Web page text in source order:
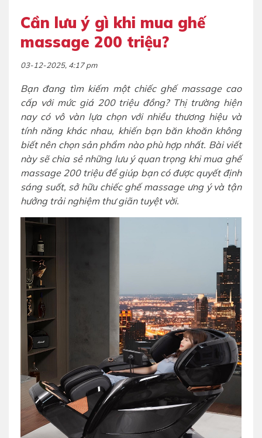
Cần lưu ý gì khi mua ghế
massage 200 triệu?
03-12-2025, 4:17 pm
Bạn đang tìm kiếm một chiếc ghế massage cao
cấp với mức giá 200 triệu đồng? Thị trường hiện
nay có vô vàn lựa chọn với nhiều thương hiệu và
tính năng khác nhau, khiến bạn băn khoăn không
biết nên chọn sản phẩm nào phù hợp nhất. Bài viết
này sẽ chia sẻ những lưu ý quan trọng khi mua ghế
massage 200 triệu để giúp bạn có được quyết định
sáng suốt, sở hữu chiếc ghế massage ưng ý và tận
hưởng trải nghiệm thư giãn tuyệt vời.